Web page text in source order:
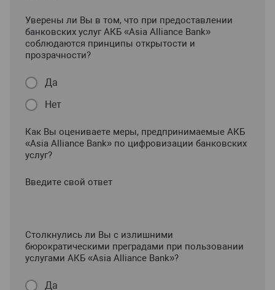
Уверены ли Вы в том, что при предоставлении
банковских услуг АКБ «Asia Alliance Bank»
соблюдаются принципы открытости и
прозрачности?
Да
Нет
Как Вы оцениваете меры, предпринимаемые АКБ
«Asia Alliance Bank» по цифровизации банковских
услуг?
Введите свой ответ
Столкнулись ли Вы с излишними
бюрократическими преградами при пользовании
услугами АКБ «Asia Alliance Bank»?
Да